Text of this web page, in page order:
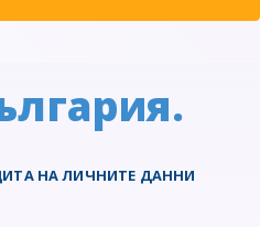
НА ЛИЧНИТЕ ДАННИ